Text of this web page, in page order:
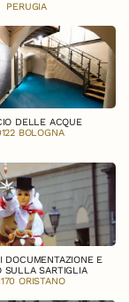
PERUGIA
DELLE ACQUE
BOLOGNA
DOCUMENTAZIONE E
SULLA SARTIGLIA
ORISTANO